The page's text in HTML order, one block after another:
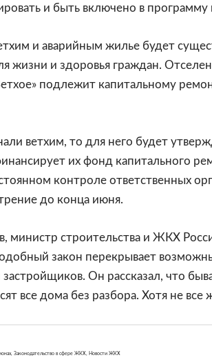
и быть включено в программу
и аварийным жилье будет
жизни и здоровья граждан.
подлежит капитальному
ветхим, то для него будет
их фонд капитального
контроле ответственных
до конца июня.
министр строительства и ЖКХ
закон перекрывает
Он рассказал, что
все дома без разбора. Хотя не все
Законодательство в сфере ЖКХ Новости ЖКХ